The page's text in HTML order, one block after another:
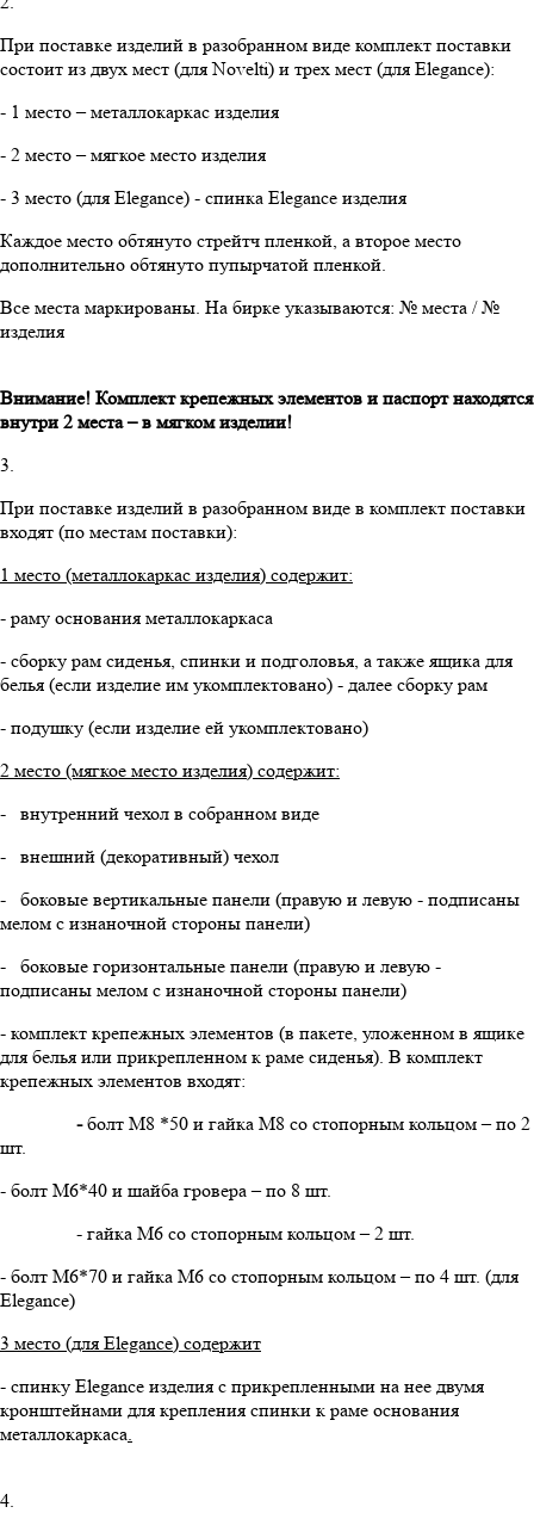
При поставке изделий в разобранном виде комплект поставки
состоит из двух мест (для Novelti) и трех мест (для Elegance):
- 1 место – металлокаркас изделия
- 2 место – мягкое место изделия
- 3 место (для Elegance) - спинка Elegance изделия
Каждое место обтянуто стрейтч пленкой, а второе место
дополнительно обтянуто пупырчатой пленкой.
Все места маркированы. На бирке указываются: № места / №
изделия
Внимание! Комплект крепежных элементов и паспорт находятся
внутри 2 места – в мягком изделии!
3.
При поставке изделий в разобранном виде в комплект поставки
входят (по местам поставки):
1 место (металлокаркас изделия) содержит:
- раму основания металлокаркаса
- сборку рам сиденья, спинки и подголовья, а также ящика для
белья (если изделие им укомплектовано) - далее сборку рам
- подушку (если изделие ей укомплектовано)
2 место (мягкое место изделия) содержит:
- внутренний чехол в собранном виде
- внешний (декоративный) чехол
- боковые вертикальные панели (правую и левую - подписаны
мелом с изнаночной стороны панели)
- боковые горизонтальные панели (правую и левую -
подписаны мелом с изнаночной стороны панели)
- комплект крепежных элементов (в пакете, уложенном в ящике
для белья или прикрепленном к раме сиденья). В комплект
крепежных элементов входят:
-болт М8 *50 и гайка М8 со стопорным кольцом – по 2
шт.
- болт М6*40 и шайба гровера – по 8 шт.
- гайка М6 со стопорным кольцом – 2 шт.
- болт М6*70 и гайка М6 со стопорным кольцом – по 4 шт. (для
Elegance)
3 место (для Elegance) содержит
- спинку Elegance изделия с прикрепленными на нее двумя
кронштейнами для крепления спинки к раме основания
металлокаркаса.
4.